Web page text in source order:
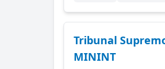
Tribunal
MININT